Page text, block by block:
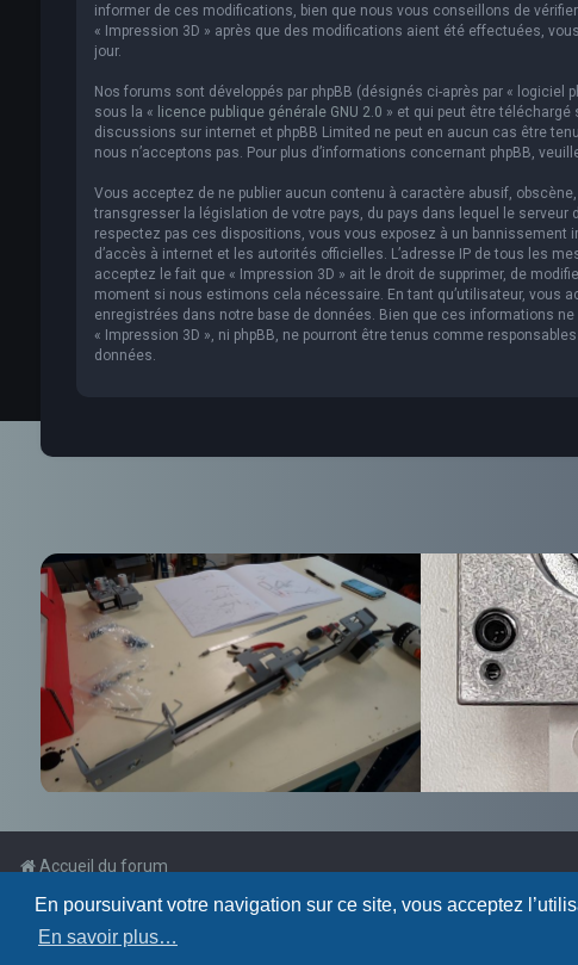
En poursuivant votre navigation sur ce site, vous acceptez
En savoir plus…
informer de ces modifications, bien que nous vous conseillons de
« Impression 3D » après que des modifications aient été effectuées,
jour.
Nos forums sont développés par phpBB (désignés ci-après par «
sous la « licence publique générale GNU 2.0 » et qui peut être téléchargé
discussions sur internet et phpBB Limited ne peut en aucun cas être
nous n’acceptons pas. Pour plus d’informations concernant phpBB,
Vous acceptez de ne publier aucun contenu à caractère abusif,
transgresser la législation de votre pays, du pays dans lequel le serveur
respectez pas ces dispositions, vous vous exposez à un
d’accès à internet et les autorités officielles. L’adresse IP de tous les
acceptez le fait que « Impression 3D » ait le droit de supprimer, de
moment si nous estimons cela nécessaire. En tant qu’utilisateur,
enregistrées dans notre base de données. Bien que ces informations
« Impression 3D », ni phpBB, ne pourront être tenus comme
données.
Accueil du forum
Powered by phpBB
Traduction française officielle